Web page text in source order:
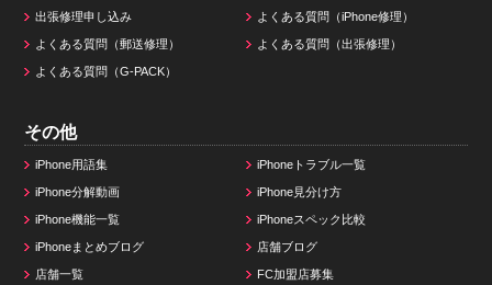
出張修理申し込み よくある質問（iPhone修理）
よくある質問（郵送修理） よくある質問（出張修理）
よくある質問（G-PACK）
その他
iPhone用語集 iPhoneトラブル一覧
iPhone分解動画 iPhone見分け方
iPhone機能一覧 iPhoneスペック比較
iPhoneまとめブログ 店舗ブログ
店舗一覧 FC加盟店募集